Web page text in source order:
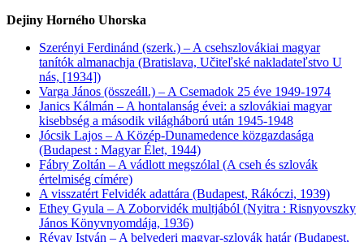
Dejiny Horného Uhorska
Szerényi Ferdinánd (szerk.) – A csehszlovákiai magyar
tanítók almanachja (Bratislava, Učiteľské nakladateľstvo U
nás, [1934])
Varga János (összeáll.) – A Csemadok 25 éve 1949-1974
Janics Kálmán – A hontalanság évei: a szlovákiai magyar
kisebbség a második világháború után 1945-1948
Jócsik Lajos – A Közép-Dunamedence közgazdasága
(Budapest : Magyar Élet, 1944)
Fábry Zoltán – A vádlott megszólal (A cseh és szlovák
értelmiség címére)
A visszatért Felvidék adattára (Budapest, Rákóczi, 1939)
Ethey Gyula – A Zoborvidék multjából (Nyitra : Risnyovszky
János Könyvnyomdája, 1936)
Révay István – A belvederi magyar-szlovák határ (Budapest,